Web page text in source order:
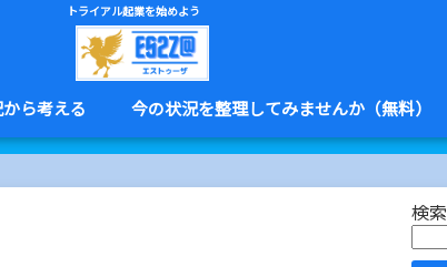
トライアル起業を始めよう
ら考える 今の状況を整理してみませんか（無料）
検索